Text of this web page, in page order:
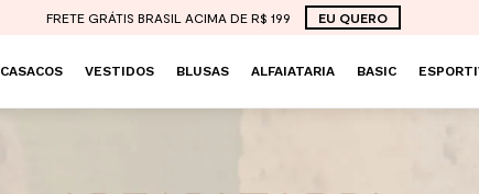
FRETE GRÁTIS BRASIL ACIMA DE R$ 199 EU QUERO
CASACOS VESTIDOS BLUSAS ALFAIATARIA BASIC